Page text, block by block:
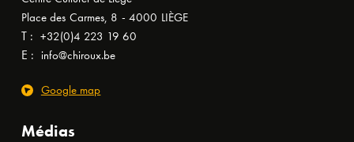
Place des Carmes, 8 - 4000 LIÈGE
T : +32(0)4 223 19 60
E : info@chiroux.be
Google map
Médias